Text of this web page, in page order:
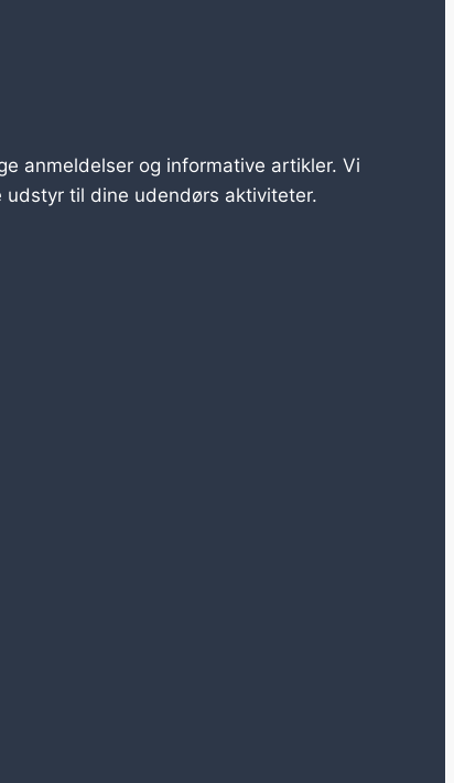
anmeldelser og informative artikler. Vi
til dine udendørs aktiviteter.